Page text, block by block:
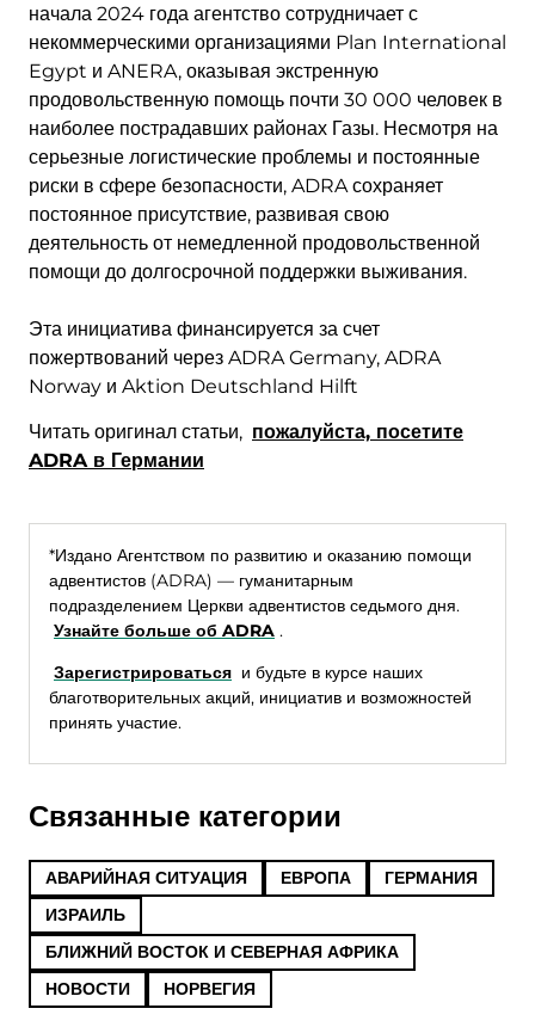
начала 2024 года агентство сотрудничает с
некоммерческими организациями Plan International
Egypt и ANERA, оказывая экстренную
продовольственную помощь почти 30 000 человек в
наиболее пострадавших районах Газы. Несмотря на
серьезные логистические проблемы и постоянные
риски в сфере безопасности, ADRA сохраняет
постоянное присутствие, развивая свою
деятельность от немедленной продовольственной
помощи до долгосрочной поддержки выживания.
Эта инициатива финансируется за счет
пожертвований через ADRA Germany, ADRA
Norway и Aktion Deutschland Hilft
Читать оригинал статьи, пожалуйста, посетите
ADRA в Германии
*Издано Агентством по развитию и оказанию помощи
адвентистов (ADRA) — гуманитарным
подразделением Церкви адвентистов седьмого дня.
Узнайте больше об ADRA .
Зарегистрироваться и будьте в курсе наших
благотворительных акций, инициатив и возможностей
принять участие.
Связанные категории
АВАРИЙНАЯ СИТУАЦИЯ ЕВРОПА
ГЕРМАНИЯ
ИЗРАИЛЬ
БЛИЖНИЙ ВОСТОК И СЕВЕРНАЯ АФРИКА
НОВОСТИ
НОРВЕГИЯ